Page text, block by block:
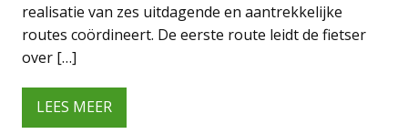
realisatie van zes uitdagende en aantrekkelijke
routes coördineert. De eerste route leidt de fietser
over […]
LEES MEER